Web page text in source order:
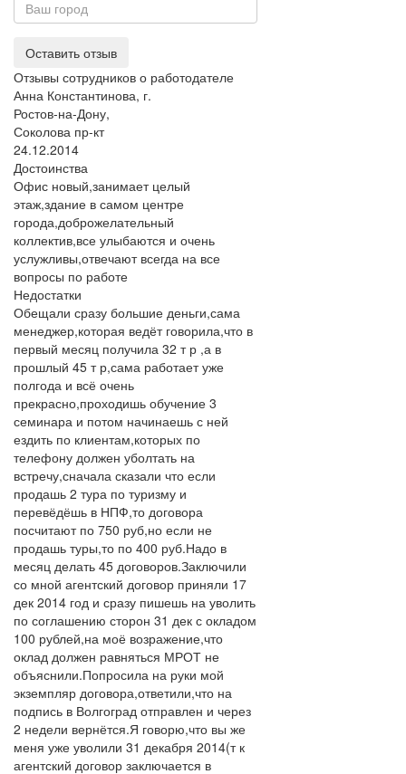
Оставить отзыв
Отзывы сотрудников о работодателе
Анна Константинова, г.
Ростов-на-Дону,
Соколова пр-кт
24.12.2014
Достоинства
Офис новый,занимает целый
этаж,здание в самом центре
города,доброжелательный
коллектив,все улыбаются и очень
услужливы,отвечают всегда на все
вопросы по работе
Недостатки
Обещали сразу большие деньги,сама
менеджер,которая ведёт говорила,что в
первый месяц получила 32 т р ,а в
прошлый 45 т р,сама работает уже
полгода и всё очень
прекрасно,проходишь обучение 3
семинара и потом начинаешь с ней
ездить по клиентам,которых по
телефону должен уболтать на
встречу,сначала сказали что если
продашь 2 тура по туризму и
перевёдёшь в НПФ,то договора
посчитают по 750 руб,но если не
продашь туры,то по 400 руб.Надо в
месяц делать 45 договоров.Заключили
со мной агентский договор приняли 17
дек 2014 год и сразу пишешь на уволить
по соглашению сторон 31 дек с окладом
100 рублей,на моё возражение,что
оклад должен равняться МРОТ не
объяснили.Попросила на руки мой
экземпляр договора,ответили,что на
подпись в Волгоград отправлен и через
2 недели вернётся.Я говорю,что вы же
меня уже уволили 31 декабря 2014(т к
агентский договор заключается в